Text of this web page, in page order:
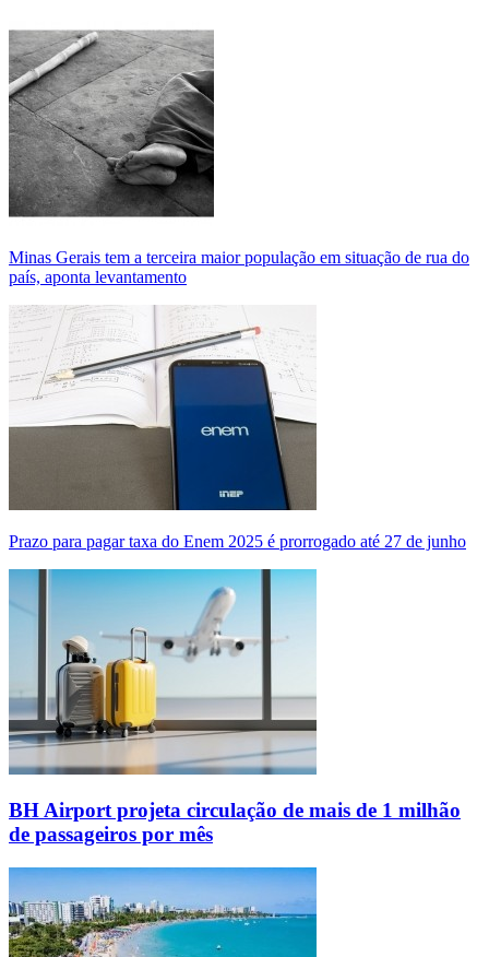
Minas Gerais tem a terceira maior população em situação de rua do
país, aponta levantamento
Prazo para pagar taxa do Enem 2025 é prorrogado até 27 de junho
BH Airport projeta circulação de mais de 1 milhão
de passageiros por mês